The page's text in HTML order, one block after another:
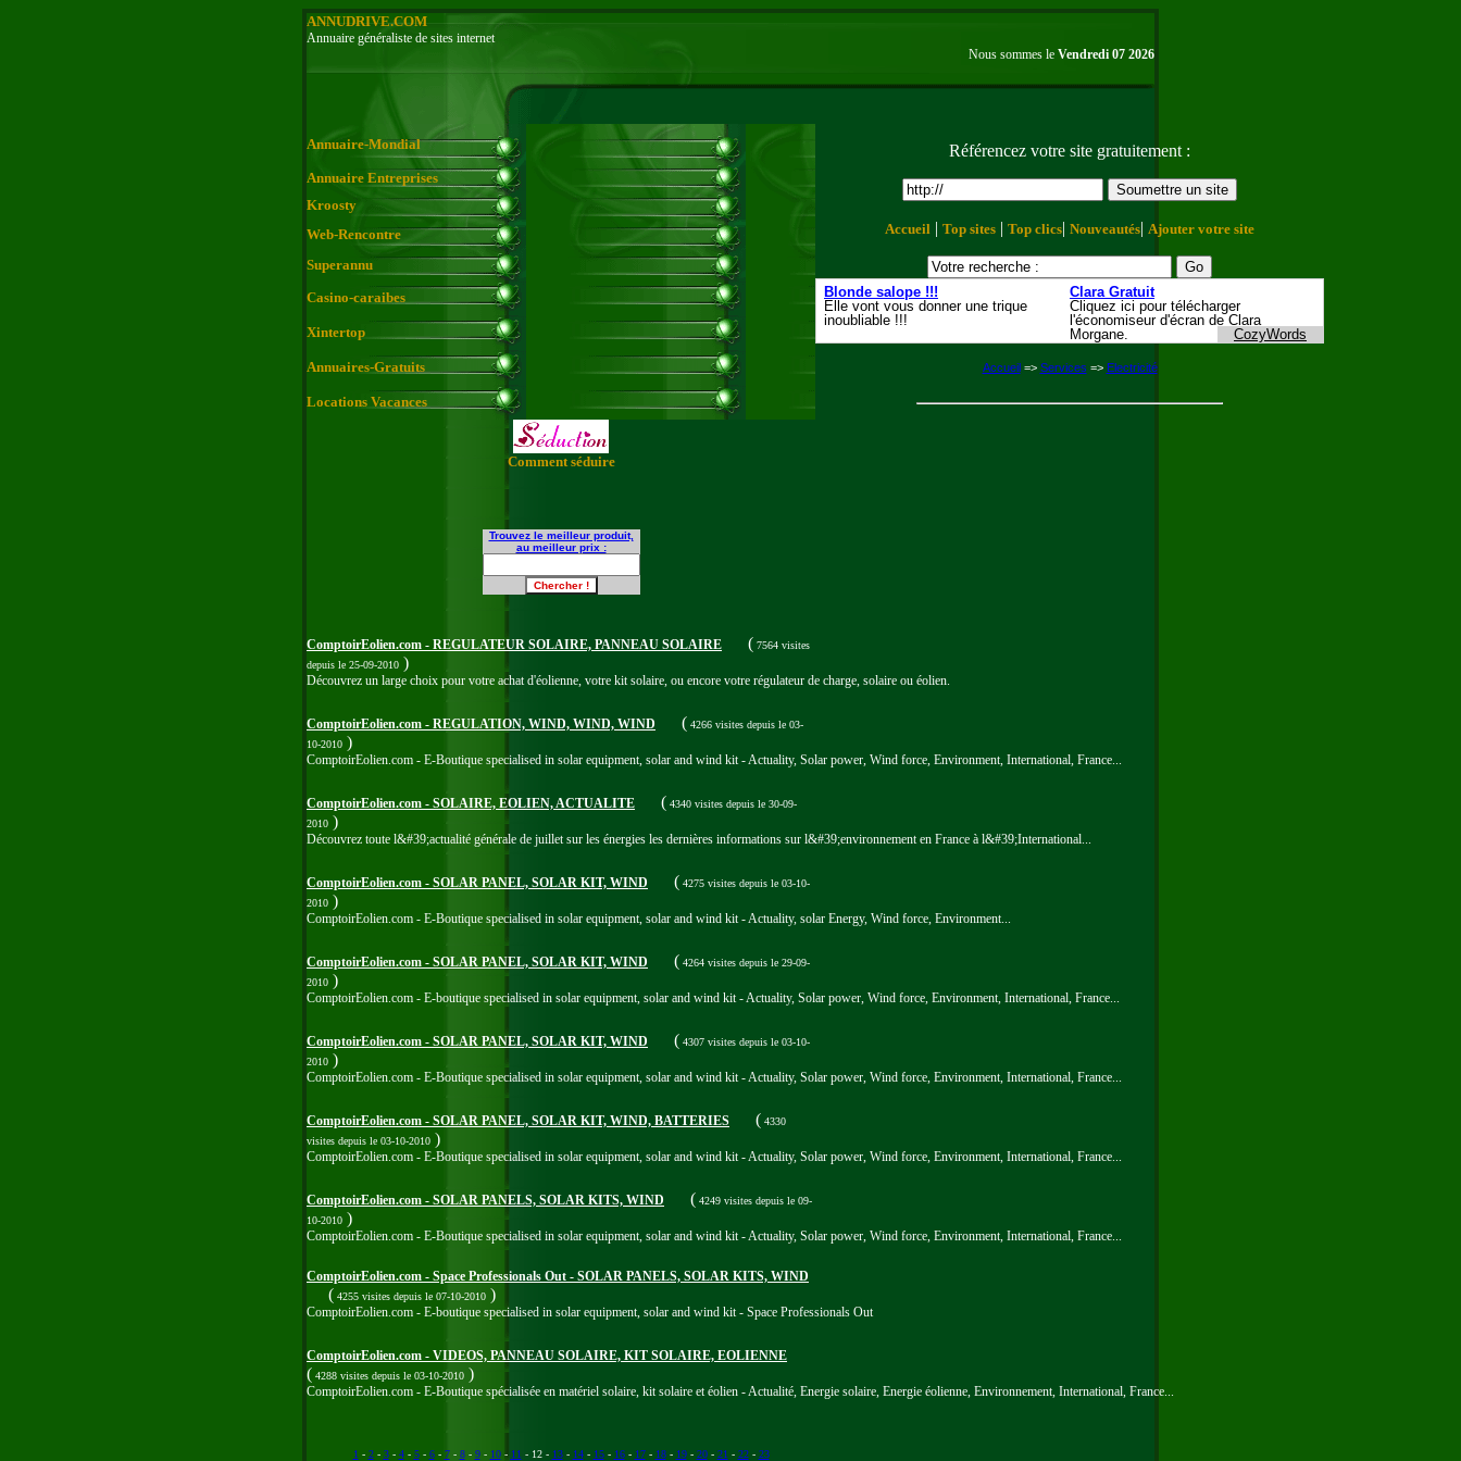
ANNUDRIVE.COM
Annuaire généraliste de sites internet
Nous sommes le Vendredi 07 2026
Annuaire-Mondial
Annuaire Entreprises
Kroosty
Web-Rencontre
Superannu
Casino-caraibes
Xintertop
Annuaires-Gratuits
Locations Vacances
Comment séduire
Trouvez le meilleur produit,
au meilleur prix :
Référencez votre site gratuitement :
Accueil | Top sites | Top clics| Nouveautés| Ajouter votre site
Accueil=> Services => Electricité
ComptoirEolien.com - REGULATEUR SOLAIRE, PANNEAU SOLAIRE ( 7564 visites
depuis le 25-09-2010 )
Découvrez un large choix pour votre achat d'éolienne, votre kit solaire, ou encore votre régulateur de charge, solaire ou éolien.
ComptoirEolien.com - REGULATION, WIND, WIND, WIND ( 4266 visites depuis le 03-
10-2010 )
ComptoirEolien.com - E-Boutique specialised in solar equipment, solar and wind kit - Actuality, Solar power, Wind force, Environment, International, France...
ComptoirEolien.com - SOLAIRE, EOLIEN, ACTUALITE ( 4340 visites depuis le 30-09-
2010 )
Découvrez toute l&#39;actualité générale de juillet sur les énergies les dernières informations sur l&#39;environnement en France à l&#39;International...
ComptoirEolien.com - SOLAR PANEL, SOLAR KIT, WIND ( 4275 visites depuis le 03-10-
2010 )
ComptoirEolien.com - E-Boutique specialised in solar equipment, solar and wind kit - Actuality, solar Energy, Wind force, Environment...
ComptoirEolien.com - SOLAR PANEL, SOLAR KIT, WIND ( 4264 visites depuis le 29-09-
2010 )
ComptoirEolien.com - E-boutique specialised in solar equipment, solar and wind kit - Actuality, Solar power, Wind force, Environment, International, France...
ComptoirEolien.com - SOLAR PANEL, SOLAR KIT, WIND ( 4307 visites depuis le 03-10-
2010 )
ComptoirEolien.com - E-Boutique specialised in solar equipment, solar and wind kit - Actuality, Solar power, Wind force, Environment, International, France...
ComptoirEolien.com - SOLAR PANEL, SOLAR KIT, WIND, BATTERIES ( 4330
visites depuis le 03-10-2010 )
ComptoirEolien.com - E-Boutique specialised in solar equipment, solar and wind kit - Actuality, Solar power, Wind force, Environment, International, France...
ComptoirEolien.com - SOLAR PANELS, SOLAR KITS, WIND ( 4249 visites depuis le 09-
10-2010 )
ComptoirEolien.com - E-Boutique specialised in solar equipment, solar and wind kit - Actuality, Solar power, Wind force, Environment, International, France...
ComptoirEolien.com - Space Professionals Out - SOLAR PANELS, SOLAR KITS, WIND
( 4255 visites depuis le 07-10-2010 )
ComptoirEolien.com - E-boutique specialised in solar equipment, solar and wind kit - Space Professionals Out
ComptoirEolien.com - VIDEOS, PANNEAU SOLAIRE, KIT SOLAIRE, EOLIENNE
( 4288 visites depuis le 03-10-2010 )
ComptoirEolien.com - E-Boutique spécialisée en matériel solaire, kit solaire et éolien - Actualité, Energie solaire, Energie éolienne, Environnement, International, France...
1 - 2- 3- 4- 5- 6- 7- 8- 9- 10- 11 - 12 - 13- 14- 15- 16- 17- 18- 19- 20- 21 - 22- 23